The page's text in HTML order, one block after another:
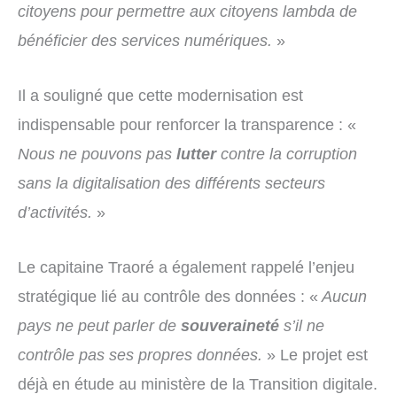
citoyens pour permettre aux citoyens lambda de
bénéficier des services numériques. »
Il a souligné que cette modernisation est
indispensable pour renforcer la transparence : «
Nous ne pouvons pas luttercontre la corruption
sans la digitalisation des différents secteurs
d’activités. »
Le capitaine Traoré a également rappelé l’enjeu
stratégique lié au contrôle des données : « Aucun
pays ne peut parler de souveraineté s’il ne
contrôle pas ses propres données. » Le projet est
déjà en étude au ministère de la Transition digitale.